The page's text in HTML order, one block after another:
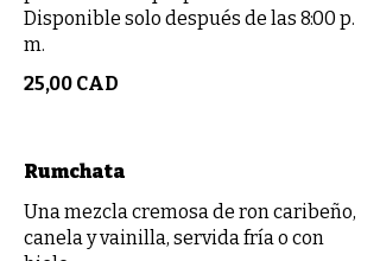
Disponible solo después de las 8:00 p.
m.
25,00 CAD
Rumchata
Una mezcla cremosa de ron caribeño,
canela y vainilla, servida fría o con